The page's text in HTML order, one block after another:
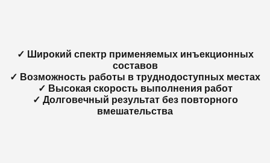
✓ Широкий спектр применяемых инъекционных
составов
✓ Возможность работы в труднодоступных местах
✓ Высокая скорость выполнения работ
✓ Долговечный результат без повторного
вмешательства